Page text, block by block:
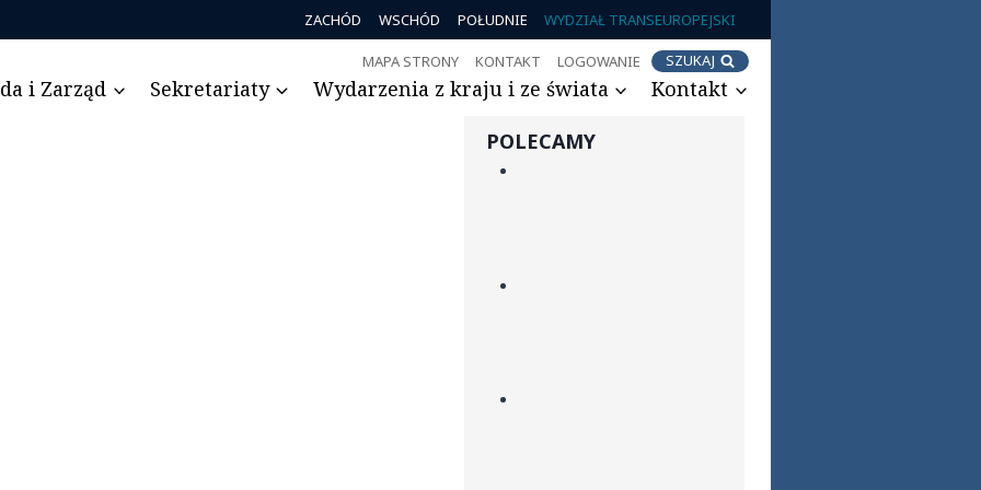
ZACHÓD WSCHÓD POŁUDNIE WYDZIAŁ TRANSEUROPEJSKI
MAPA STRONY KONTAKT LOGOWANIE SZUKAJ
i Zarząd Sekretariaty Wydarzenia z kraju i ze świata Kontakt
POLECAMY